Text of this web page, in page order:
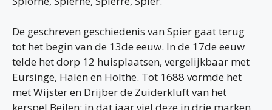
De geschreven geschiedenis van Spier gaat terug
tot het begin van de 13de eeuw. In de 17de eeuw
telde het dorp 12 huisplaatsen, vergelijkbaar met
Eursinge, Halen en Holthe. Tot 1688 vormde het
met Wijster en Drijber de Zuiderkluft van het